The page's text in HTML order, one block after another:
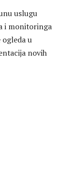
uslugu
i monitoringa
ogleda u
novih